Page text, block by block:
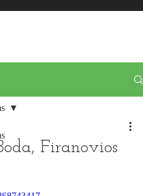
Firanovios
5 estrellas.